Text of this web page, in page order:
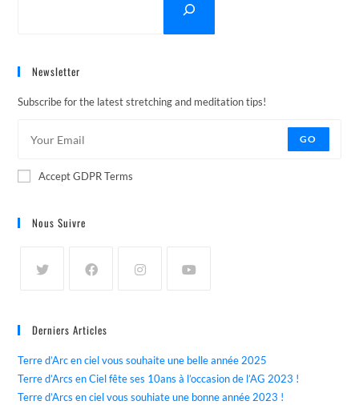
Newsletter
Subscribe for the latest stretching and meditation tips!
GO
Accept GDPR Terms
Nous Suivre
Derniers Articles
Terre d’Arc en ciel vous souhaite une belle année 2025
Terre d’Arcs en Ciel fête ses 10ans à l’occasion de l’AG 2023 !
Terre d’Arcs en ciel vous souhiate une bonne année 2023 !